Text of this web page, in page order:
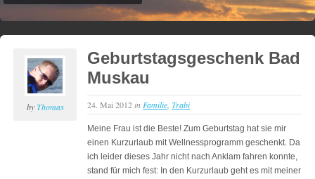
byThomas
Geburtstagsgeschenk Bad
Muskau
24. Mai 2012in Familie Trabi
Meine Frau ist die Beste! Zum Geburtstag hat sie mir
einen Kurzurlaub mit Wellnessprogramm geschenkt. Da
ich leider dieses Jahr nicht nach Anklam fahren konnte,
stand für mich fest: In den Kurzurlaub geht es mit meiner